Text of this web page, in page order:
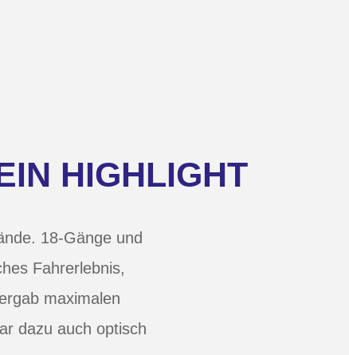
HIGHLIGHT
18-Gänge und
Fahrerlebnis,
maximalen
dazu auch optisch